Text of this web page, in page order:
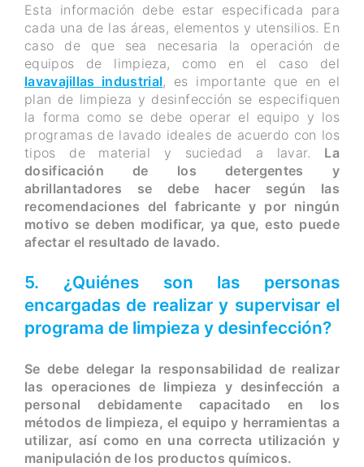
Esta información debe estar especificada para
cada una de las áreas, elementos y utensilios. En
caso de que sea necesaria la operación de
equipos de limpieza, como en el caso del
lavavajillas industrial, es importante que en el
plan de limpieza y desinfección se especifiquen
la forma como se debe operar el equipo y los
programas de lavado ideales de acuerdo con los
tipos de material y suciedad a lavar. La
dosificación de los detergentes y
abrillantadores se debe hacer según las
recomendaciones del fabricante y por ningún
motivo se deben modificar, ya que, esto puede
afectar el resultado de lavado.
5. ¿Quiénes son las personas
encargadas de realizar y supervisar el
programa de limpieza y desinfección?
Se debe delegar la responsabilidad de realizar
las operaciones de limpieza y desinfección a
personal debidamente capacitado en los
métodos de limpieza, el equipo y herramientas a
utilizar, así como en una correcta utilización y
manipulación de los productos químicos.